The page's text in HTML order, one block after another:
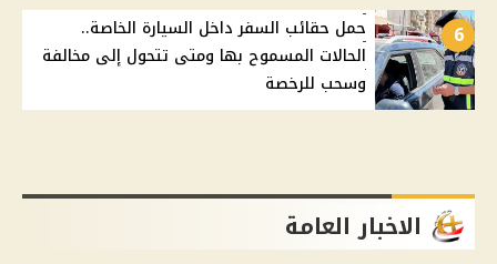
6
حمل حقائب السفر داخل السيارة الخاصة..
الحالات المسموح بها ومتى تتحول إلى مخالفة
وسحب للرخصة
الاخبار العامة